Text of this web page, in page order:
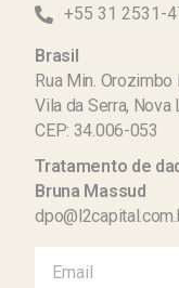
+55 31 2531-
Brasil
Rua Min.
Vila da Serra, Nova
CEP: 34.006-053
Tratamento de
Bruna Massud